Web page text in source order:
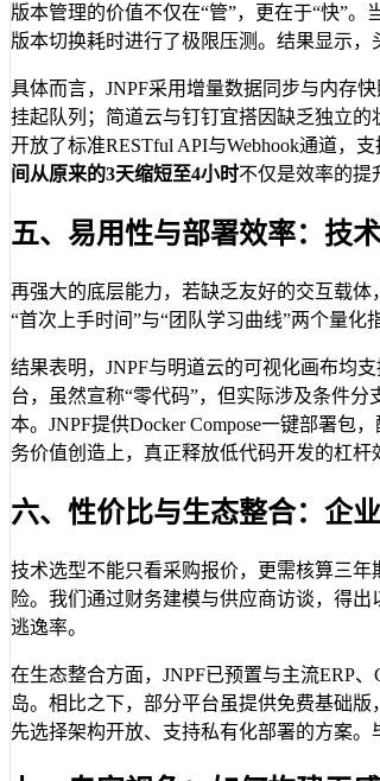
版本管理的价值不仅在“管”，更在于“快”
版本切换耗时进行了极限压测。结果显示，
具体而言，JNPF采用增量数据同步与内存快
挂起队列；简道云与钉钉宜搭因缺乏独立
开放了标准RESTful API与Webhook通道，
间从原来的3天缩短至4小时不仅是效率的提
五、易用性与部署效率：技
再强大的底层能力，若缺乏友好的交互载
“首次上手时间”与“团队学习曲线”两个量化
结果表明，JNPF与明道云的可视化画布均
台，虽然宣称“零代码”，但实际涉及条件
本。JNPF提供Docker Compose一键部署
务价值创造上，真正释放低代码开发的杠杆
六、性价比与生态整合：企
技术选型不能只看采购报价，更需核算三
险。我们通过财务建模与供应商访谈，得
逃逸率。
在生态整合方面，JNPF已预置与主流ERP
岛。相比之下，部分平台虽提供免费基础
先选择架构开放、支持私有化部署的方案